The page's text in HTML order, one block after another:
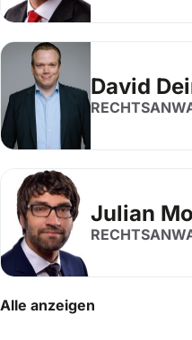
David
Julian
Alle anzeigen